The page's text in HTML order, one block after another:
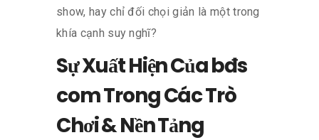
show, hay chỉ đối chọi giản là một trong
khía cạnh suy nghĩ?
Sự Xuất Hiện Của bđs
com Trong Các Trò
Chơi & Nền Tảng